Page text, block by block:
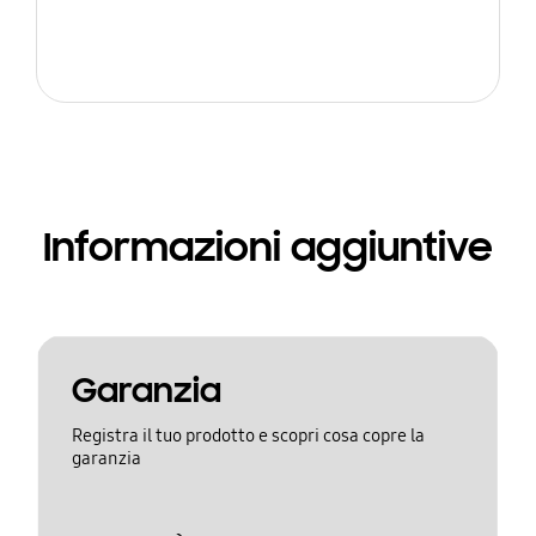
Informazioni aggiuntive
Garanzia
Registra il tuo prodotto e scopri cosa copre la
garanzia